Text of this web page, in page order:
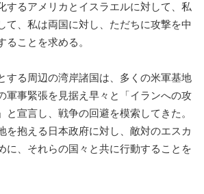
するアメリカとイスラエルに対して、私
て、私は両国に対し、ただちに攻撃を中
ることを求める。
る周辺の湾岸諸国は、多くの米軍基地
軍事緊張を見据え早々と「イランへの攻
と宣言し、戦争の回避を模索してきた。
を抱える日本政府に対し、敵対のエスカ
に、それらの国々と共に行動することを